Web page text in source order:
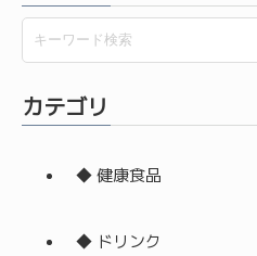
カテゴリ
◆ 健康食品
◆ ドリンク